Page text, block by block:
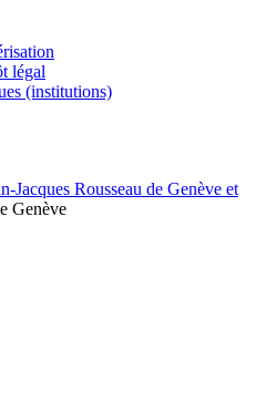
légal
(institutions)